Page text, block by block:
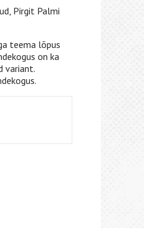
Pirgit Palmi
teema lõpus
on ka
variant.